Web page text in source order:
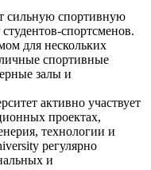
сильную спортивную
спортсменов.
для нескольких
спортивные
залы и
активно участвует
проектах,
технологии и
регулярно
и